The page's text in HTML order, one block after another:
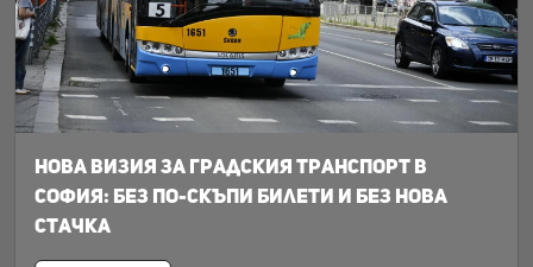
Нова визия за градския транспорт в
София: Без по-скъпи билети и без нова
стачка